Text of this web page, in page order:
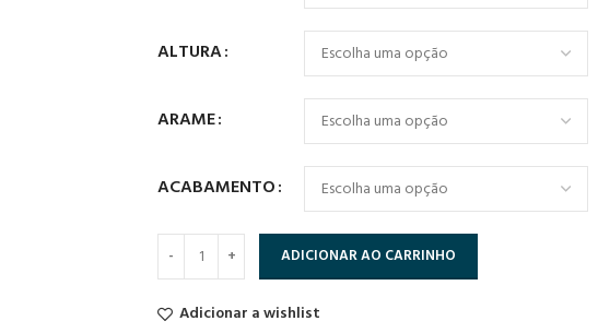
ALTURA
ARAME
ACABAMENTO
ADICIONAR AO CARRINHO
Adicionar a wishlist